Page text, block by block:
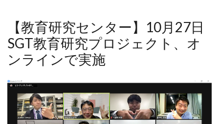
【教育研究センター】10月27日
SGT教育研究プロジェクト、オ
ンラインで実施